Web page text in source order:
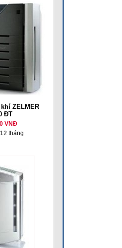
ZELMER
ĐT
VNĐ
tháng